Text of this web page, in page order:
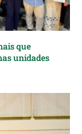
que
unidades